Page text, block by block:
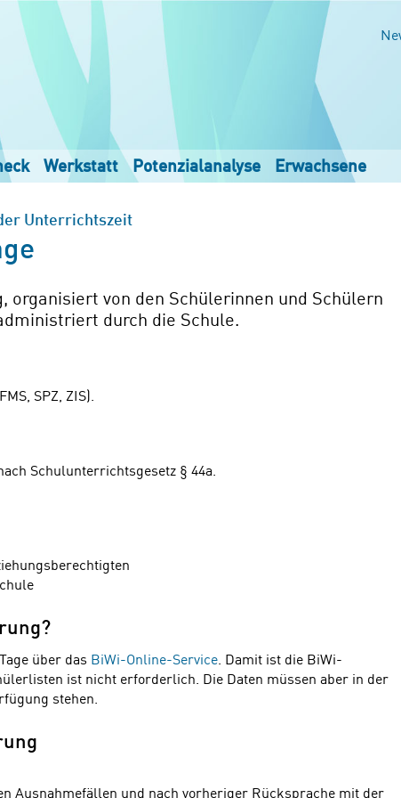
Werkstatt Potenzialanalyse Erwachsene
Unterrichtszeit
organisiert von den Schülerinnen und Schülern
durch die Schule.
SPZ, ZIS).
Schulunterrichtsgesetz § 44a.
über das BiWi-Online-Service. Damit ist die BiWi-
ist nicht erforderlich. Die Daten müssen aber in der
stehen.
Ausnahmefällen und nach vorheriger Rücksprache mit der